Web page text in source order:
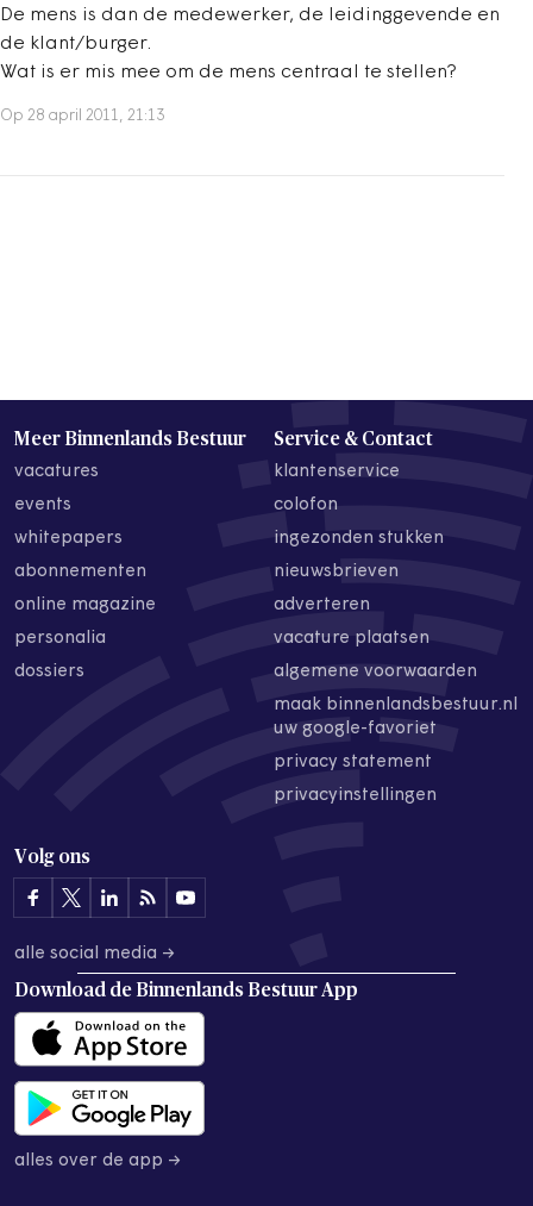
De mens is dan de medewerker, de leidinggevende en
de klant/burger.
Wat is er mis mee om de mens centraal te stellen?
Op 28 april 2011, 21:13
Meer Binnenlands Bestuur
vacatures
events
whitepapers
abonnementen
online magazine
personalia
dossiers
Service & Contact
klantenservice
colofon
ingezonden stukken
nieuwsbrieven
adverteren
vacature plaatsen
algemene voorwaarden
maak binnenlandsbestuur.nl
uw google-favoriet
privacy statement
privacyinstellingen
Volg ons
alle social media →
Download de Binnenlands Bestuur App
alles over de app →